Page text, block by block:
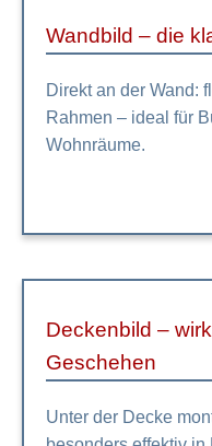
Wandbild – die
Direkt an der Wand:
Rahmen – ideal für
Wohnräume.
Deckenbild –
Geschehen
Unter der Decke